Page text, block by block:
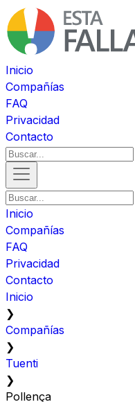
Inicio
Compañías
FAQ
Privacidad
Contacto
Inicio
Compañías
FAQ
Privacidad
Contacto
Inicio
❯
Compañías
❯
Tuenti
❯
Pollença